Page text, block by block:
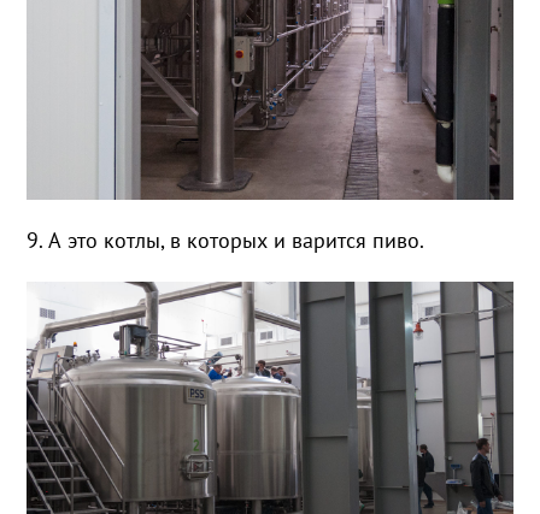
9. А это котлы, в которых и варится пиво.